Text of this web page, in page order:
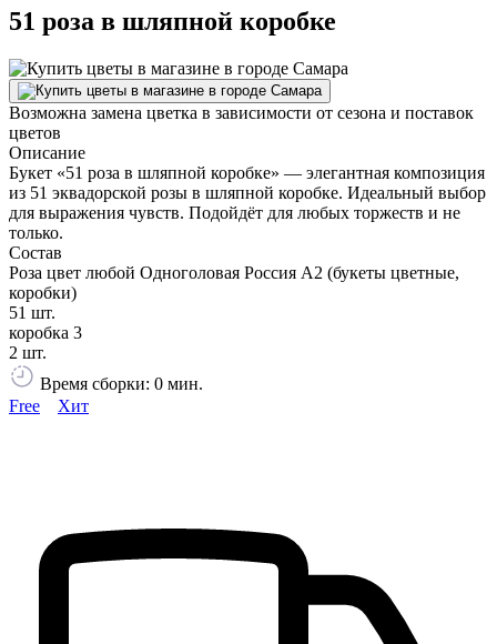
51 роза в шляпной коробке
Возможна замена цветка в зависимости от сезона и поставок
цветов
Описание
Букет «51 роза в шляпной коробке» — элегантная композиция
из 51 эквадорской розы в шляпной коробке. Идеальный выбор
для выражения чувств. Подойдёт для любых торжеств и не
только.
Состав
Роза цвет любой Одноголовая Россия А2 (букеты цветные,
коробки)
51 шт.
коробка 3
2 шт.
Время сборки: 0 мин.
Free
Хит